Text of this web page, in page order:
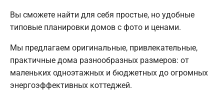
Вы сможете найти для себя простые, но удобные
типовые планировки домов с фото и ценами.
Мы предлагаем оригинальные, привлекательные,
практичные дома разнообразных размеров: от
маленьких одноэтажных и бюджетных до огромных
энергоэффективных коттеджей.